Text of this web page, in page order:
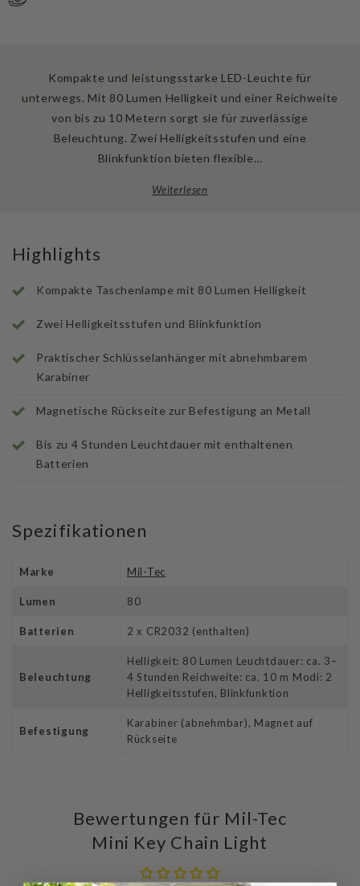
Kompakte und leistungsstarke LED-Leuchte für
unterwegs. Mit 80 Lumen Helligkeit und einer Reichweite
von bis zu 10 Metern sorgt sie für zuverlässige
Beleuchtung. Zwei Helligkeitsstufen und eine
Blinkfunktion bieten flexible…
Weiterlesen
Highlights
Kompakte Taschenlampe mit 80 Lumen Helligkeit
Zwei Helligkeitsstufen und Blinkfunktion
Praktischer Schlüsselanhänger mit abnehmbarem
Karabiner
Magnetische Rückseite zur Befestigung an Metall
Bis zu 4 Stunden Leuchtdauer mit enthaltenen
Batterien
Spezifikationen
Marke Mil-Tec
Lumen 80
Batterien 2 x CR2032 (enthalten)
Beleuchtung
Helligkeit: 80 Lumen Leuchtdauer: ca. 3–
4 Stunden Reichweite: ca. 10 m Modi: 2
Helligkeitsstufen, Blinkfunktion
Befestigung
Karabiner (abnehmbar), Magnet auf
Rückseite
Bewertungen für Mil-Tec
Mini Key Chain Light